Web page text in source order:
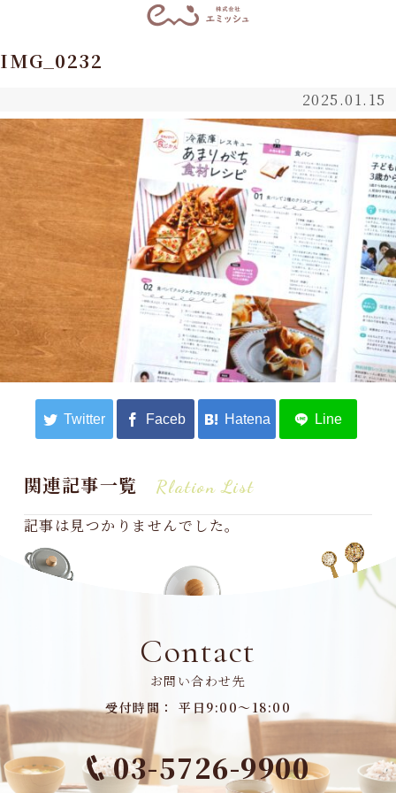
IMG_0232
2025.01.15
関連記事一覧 Rlation List
記事は見つかりませんでした。
Contact
お問い合わせ先
受付時間： 平日9:00～18:00
03-5726-9900